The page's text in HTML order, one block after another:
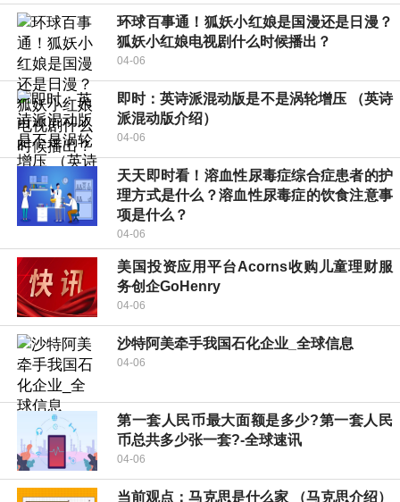
环球百事通！狐妖小红娘是国漫还是日漫？
狐妖小红娘电视剧什么时候播出？
04-06
即时：英诗派混动版是不是涡轮增压 （英诗
派混动版介绍）
04-06
天天即时看！溶血性尿毒症综合症患者的护
理方式是什么？溶血性尿毒症的饮食注意事
项是什么？
04-06
美国投资应用平台Acorns收购儿童理财服
务创企GoHenry
04-06
沙特阿美牵手我国石化企业_全球信息
04-06
第一套人民币最大面额是多少?第一套人民
币总共多少张一套?-全球速讯
04-06
当前观点：马克思是什么家 （马克思介绍）